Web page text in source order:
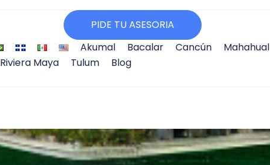
PIDE TU ASESORIA
Akumal
Bacalar Cancún Mahahual
Riviera Maya
Tulum Blog